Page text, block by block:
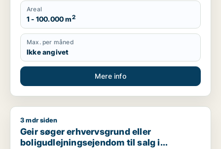
Areal
1 - 100.000 m2
Max. per måned
Ikke angivet
Mere info
Geir søger erhvervsgrund eller boligudlejningsejendom til
3 mdr siden
Geir søger erhvervsgrund eller
boligudlejningsejendom til salg i